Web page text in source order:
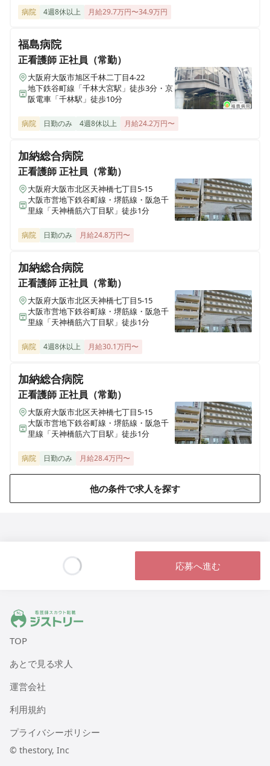
｜二交代・日勤のみ◎｜救急指定病院｜外来×救急外来
｜柔軟な働き方♪
正看護師 パート・アルバイト
【病棟看護師｜非常勤】駅徒歩3分｜残業月5時間程度｜
勤務時間相談可◎｜プライベートとの両立◎
【病棟看護師】駅徒歩3分｜残業月5時間程度｜二交代・
日勤のみ◎｜賞与実績3.3ヶ月♪
病院 4週8休以上 月給29.7万円〜34.9万円
福島病院
正看護師正社員（常勤）
大阪府大阪市旭区千林二丁目4-22
地下鉄谷町線「千林大宮駅」徒歩3分・京
阪電車「千林駅」徒歩10分
病院 日勤のみ 4週8休以上 月給24.2万円〜
加納総合病院
正看護師正社員（常勤）
大阪府大阪市北区天神橋七丁目5-15
大阪市営地下鉄谷町線・堺筋線・阪急千
里線「天神橋筋六丁目駅」徒歩1分
病院 日勤のみ 月給24.8万円〜
加納総合病院
正看護師正社員（常勤）
大阪府大阪市北区天神橋七丁目5-15
大阪市営地下鉄谷町線・堺筋線・阪急千
里線「天神橋筋六丁目駅」徒歩1分
病院 4週8休以上 月給30.1万円〜
加納総合病院
正看護師正社員（常勤）
大阪府大阪市北区天神橋七丁目5-15
大阪市営地下鉄谷町線・堺筋線・阪急千
里線「天神橋筋六丁目駅」徒歩1分
病院 日勤のみ 月給28.4万円〜
他の条件で求人を探す
応募へ進む
ジストリー 看護師の転職マッチング
TOP
あとで見る求人
運営会社
利用規約
プライバシーポリシー
© thestory, Inc